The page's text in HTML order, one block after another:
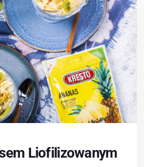
Liofilizowanym